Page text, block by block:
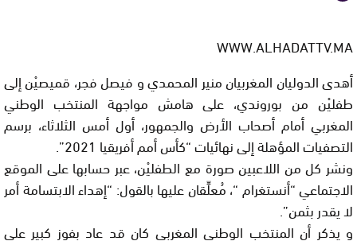
WWW.ALHADATTV.MA
أهدى الدوليان المغربيان منير المحمدي و فيصل فجر، قميصيْن إلى
طفليْن من بوروندي، على هامش مواجهة المنتخب الوطني
المغربي أمام أصحاب الأرض والجمهور، أول أمس الثلاثاء، برسم
التصفيات المؤهلة إلى نهائيات “كأس أمم أفريقيا 2021”.
ونشر كل من اللاعبين صورة مع الطفليْن، عبر حسابها على الموقع
الاجتماعي “أنستغرام “، مُعلِّقان عليها بالقول: “إهداء الابتسامة أمر
لا يقدر بثمن”.
و يذكر أن المنتخب الوطني المغربي كان قد عاد بفوز كبير على